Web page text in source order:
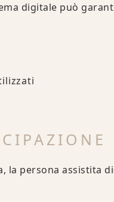
digitale può
la persona assistita